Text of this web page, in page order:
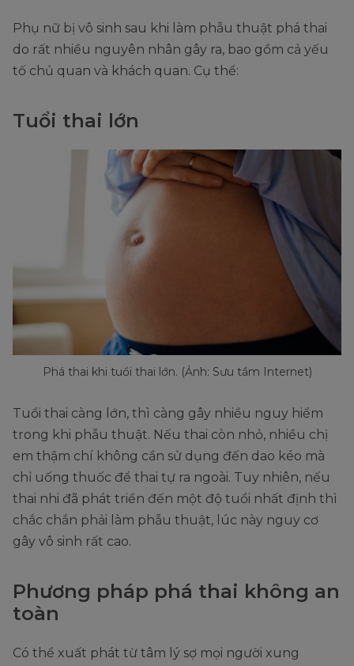
Phụ nữ bị vô sinh sau khi làm phẫu thuật phá thai
do rất nhiều nguyên nhân gây ra, bao gồm cả yếu
tố chủ quan và khách quan. Cụ thể:
Tuổi thai lớn
Phá thai khi tuổi thai lớn. (Ảnh: Sưu tầm Internet)
Tuổi thai càng lớn, thì càng gây nhiều nguy hiểm
trong khi phẫu thuật. Nếu thai còn nhỏ, nhiều chị
em thậm chí không cần sử dụng đến dao kéo mà
chỉ uống thuốc để thai tự ra ngoài. Tuy nhiên, nếu
thai nhi đã phát triển đến một độ tuổi nhất định thì
chắc chắn phải làm phẫu thuật, lúc này nguy cơ
gây vô sinh rất cao.
Phương pháp phá thai không an
toàn
Có thể xuất phát từ tâm lý sợ mọi người xung